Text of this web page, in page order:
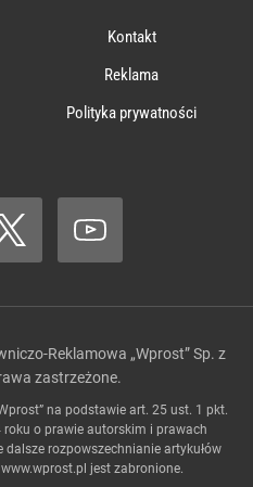
Kontakt
Reklama
Polityka prywatności
Reklamowa „Wprost” Sp. z
zastrzeżone.
na podstawie art. 25 ust. 1 pkt.
o prawie autorskim i prawach
dalsze rozpowszechnianie artykułów
www.wprost.pl jest zabronione.